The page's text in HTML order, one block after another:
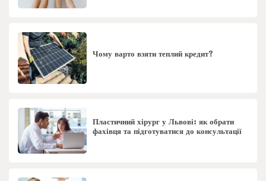
Чому варто взяти теплий кредит?
Пластичний хірург у Львові: як обрати
фахівця та підготуватися до консультації